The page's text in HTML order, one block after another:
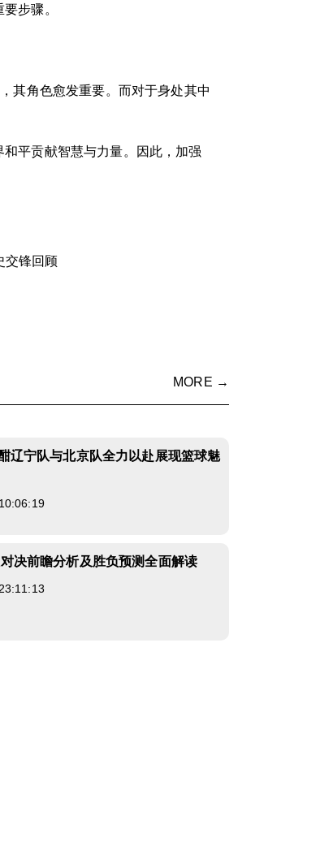
步骤。
其角色愈发重要。而对于身处其中
平贡献智慧与力量。因此，加强
交锋回顾
MORE →
辽宁队与北京队全力以赴展现篮球魅
决前瞻分析及胜负预测全面解读